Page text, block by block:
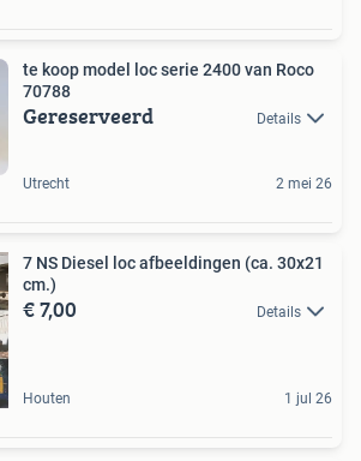
te koop model loc serie 2400 van Roco
70788
Gereserveerd Details
Utrecht 2 mei 26
7 NS Diesel loc afbeeldingen (ca. 30x21
cm.)
€ 7,00 Details
Houten 1 jul 26